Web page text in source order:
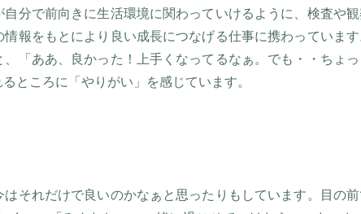
分で前向きに生活環境に関わっていけるように、検査や
報をもとにより良い成長につなげる仕事に携わっていま
「ああ、良かった！上手くなってるなぁ。でも・・ちょ
ところに「やりがい」を感じています。
それだけで良いのかなぁと思ったりもしています。目の